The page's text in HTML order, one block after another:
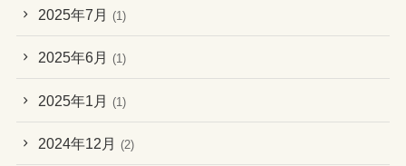
2025年7月 (1)
2025年6月 (1)
2025年1月 (1)
2024年12月 (2)